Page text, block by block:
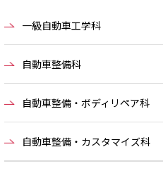
一級自動車工学科
自動車整備科
自動車整備・ボディリペア科
自動車整備・カスタマイズ科